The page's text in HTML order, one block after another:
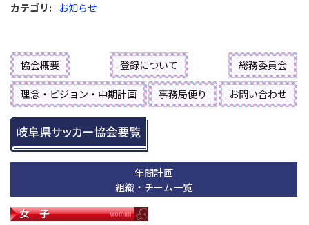
カテゴリ : お知らせ
協会概要 登録について 総務委員会
理念・ビジョン・中期計画 事務局便り お問い合わせ
年間計画
組織・チーム一覧